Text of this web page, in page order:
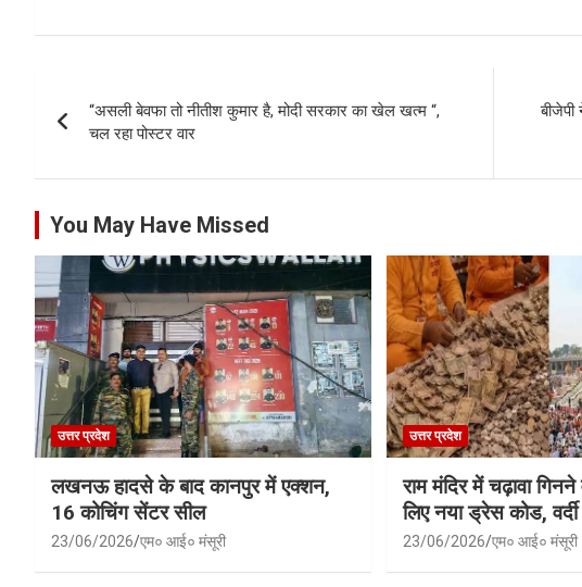
navigation
“असली बेवफा तो नीतीश कुमार है, मोदी सरकार का खेल खत्म “,
चल रहा पोस्टर वार
You May Have Missed
उत्तर प्रदेश
लखनऊ हादसे के बाद कानपुर में एक्शन,
16 कोचिंग सेंटर सील
23/06/2026 एम० आई० मंसूरी
उत्तर प्रदेश
राम मंदिर में चढ़ावा गिनने
लिए नया ड्रेस कोड,
23/06/2026 एम० आई० मंसूरी